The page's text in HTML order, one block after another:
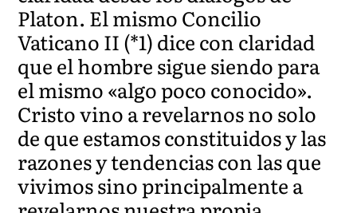
Platon. El mismo Concilio
Vaticano II (*1) dice con claridad
que el hombre sigue siendo para
el mismo «algo poco conocido».
Cristo vino a revelarnos no solo
de que estamos constituidos y las
razones y tendencias con las que
vivimos sino principalmente a